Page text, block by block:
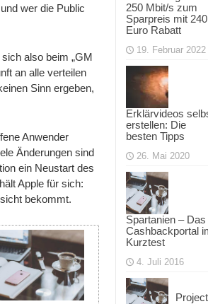
wer die Public
also beim „GM
an alle verteilen
Sinn ergeben,
Anwender
Änderungen sind
ein Neustart des
Apple für sich:
bekommt.
250 Mbit/s zum
Sparpreis mit 240
Euro Rabatt
19. Februar 2022
Erklärvideos
erstellen: Die
besten Tipps
26. Mai 2020
Spartanien – Das
Cashbackportal
Kurztest
4. Juli 2016
Project